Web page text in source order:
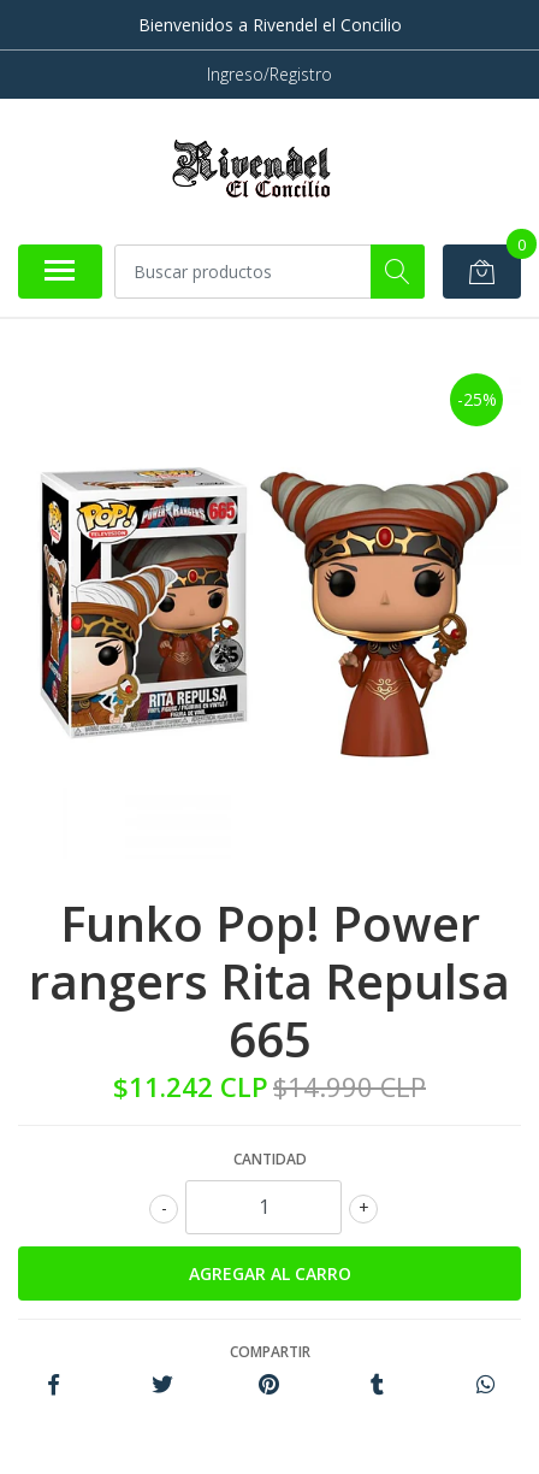
Bienvenidos a Rivendel el Concilio
Ingreso/Registro
0
-25%
Funko Pop! Power
rangers Rita Repulsa
665
$11.242 CLP$14.990 CLP
CANTIDAD
+
-
COMPARTIR